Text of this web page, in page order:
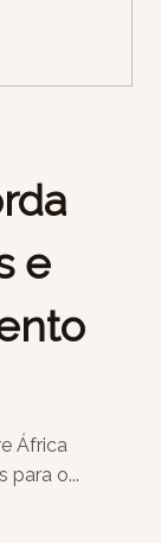
e
África
para o...